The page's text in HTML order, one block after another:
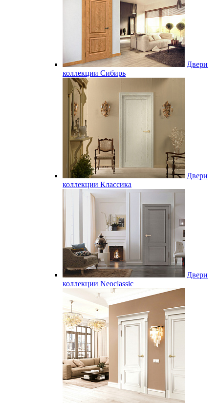
Двери
коллекции Сибирь
Двери
коллекции Классика
Двери
коллекции Neoclassic